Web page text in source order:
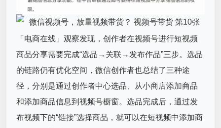
「电商在线」观察发现，创作者在视频号进行短视频
商品分享需要完成“选品→关联→发布作品”三步。选品
的链路仍有优化空间，微信创作者也总结了三种途
径，分别是通过创作者中心选品、从小商店添加商品
和添加商品信息到视频号橱窗。选品完成后，通过发
布视频下的“链接”选择商品，就可以在短视频中添加商